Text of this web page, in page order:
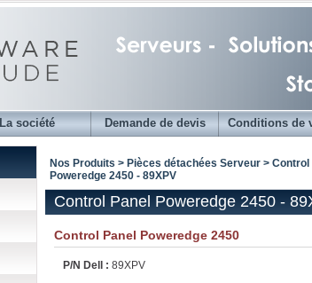
La société Demande de devis Conditions de
Nos Produits > Pièces détachées Serveur > Control
Poweredge 2450 - 89XPV
Control Panel Poweredge 2450 -
Control Panel Poweredge 2450
P/N Dell : 89XPV